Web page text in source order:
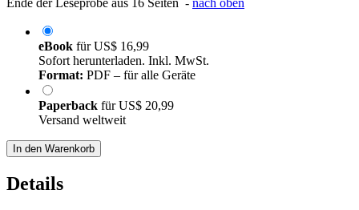
Ende der Leseprobe aus 16 Seiten - nach oben
eBook fürUS$ 16,99
Sofort herunterladen. Inkl. MwSt.
Format: PDF – für alle Geräte
Paperback fürUS$ 20,99
Versand weltweit
In den Warenkorb
Details